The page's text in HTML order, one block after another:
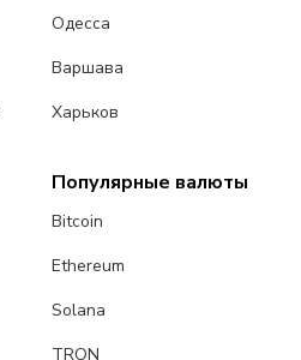
Одесса
Варшава
Харьков
Популярные валюты
Bitcoin
Ethereum
Solana
TRON